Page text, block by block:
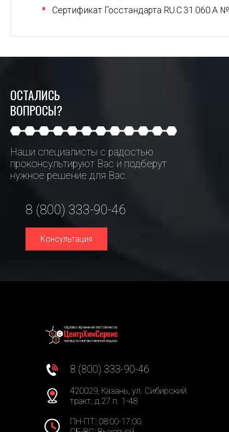
Сертификат Госстандарта RU.C.31.060.A
ОСТАЛИСЬ
ВОПРОСЫ?
Наши специалисты с радостью
проконсультируют Вас и подберут
нужное решение для Вас.
8 (800) 333-90-46
Консультация
8 (800) 333-90-46
420029, Казань, ул. Сибирский
тракт, д.27 п. 1-48
ПН-ПТ: 08:00-17:00